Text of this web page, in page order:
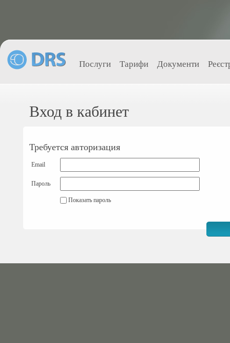
Послуги Тарифи Документи
Вход в кабинет
Требуется авторизация
Email
Пароль
Показать пароль